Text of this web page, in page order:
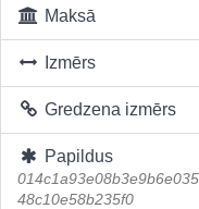
Maksā
Izmērs
Gredzena izmērs
Papildus
48c10e58b235f0